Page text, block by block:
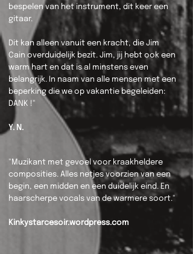
bespelen van het instrument, dit keer een
gitaar.
Dit kan alleen vanuit een kracht, die Jim
Cain overduidelijk bezit. Jim, jij hebt ook een
warm hart en dat is al minstens even
belangrijk. In naam van alle mensen met een
beperking die we op vakantie begeleiden:
DANK !"
Y. N.
"Muzikant met gevoel voor kraakheldere
composities. Alles netjes voorzien van een
begin, een midden en een duidelijk eind. En
haarscherpe vocals van de warmere soort."
Kinkystarcesoir.wordpress.com